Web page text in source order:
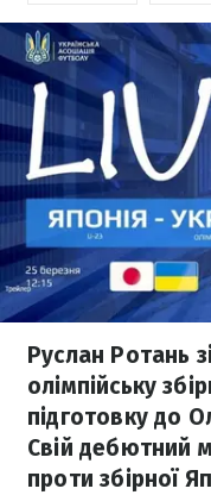
Руслан Ротань
олімпійську
підготовку до
Свій дебютний
проти збірної